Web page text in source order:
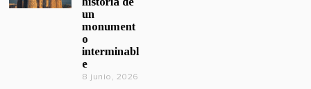
un
monument
o
interminabl
e
8 junio, 2026